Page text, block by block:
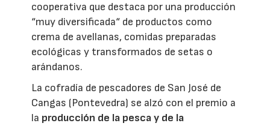
cooperativa que destaca por una producción
“muy diversificada“ de productos como
crema de avellanas, comidas preparadas
ecológicas y transformados de setas o
arándanos.
La cofradía de pescadores de San José de
Cangas (Pontevedra) se alzó con el premio a
la producción de la pesca y de la